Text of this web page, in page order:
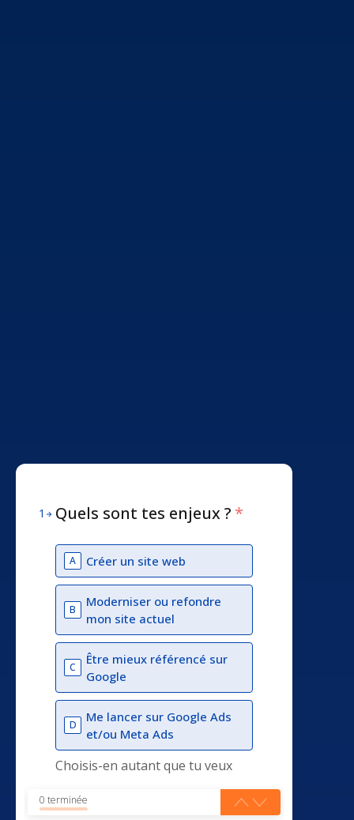
1 Quels sont tes enjeux ? *
A Créer un site web
B
Moderniser ou refondre
mon site actuel
C
Être mieux référencé sur
Google
D
Me lancer sur Google Ads
et/ou Meta Ads
Choisis-en autant que tu veux
0 terminée